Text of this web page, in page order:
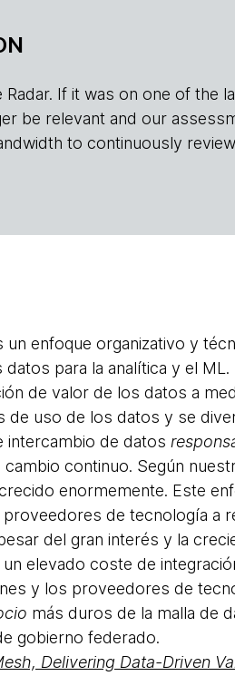
If it was on one of the
be relevant and our
to continuously
un enfoque organizativo y
para la analítica y el
de valor de los datos a
de uso de los datos y se
intercambio de datos
continuo. Según
enormemente. Este
de tecnología a
del gran interés y la
elevado coste de
y los proveedores de
más duros de la malla de
gobierno federado.
Delivering Data-Driven